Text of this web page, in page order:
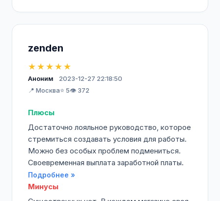
zenden
★★★★★
Аноним
2023-12-27 22:18:50
📍 Москва⭐ 5👁️ 372
Плюсы
Достаточно лояльное руководство, которое
стремиться создавать условия для работы.
Можно без особых проблем подмениться.
Своевременная выплата заработной платы.
Подробнее »
Минусы